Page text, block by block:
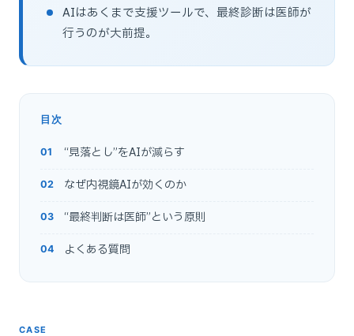
AIはあくまで支援ツールで、最終診断は医師が
行うのが大前提。
目次
“見落とし”をAIが減らす
なぜ内視鏡AIが効くのか
“最終判断は医師”という原則
よくある質問
CASE